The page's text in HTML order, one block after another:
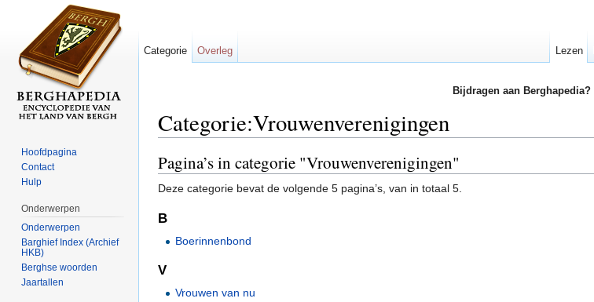
Bijdragen aan Berghapedia?
Categorie:Vrouwenverenigingen
Pagina’s in categorie "Vrouwenverenigingen"
Deze categorie bevat de volgende 5 pagina’s, van in totaal 5.
B
Boerinnenbond
V
Vrouwen van nu
Categorie Overleg Lezen
Hoofdpagina
Contact
Hulp
Onderwerpen
Onderwerpen
Barghief Index (Archief
HKB)
Berghse woorden
Jaartallen